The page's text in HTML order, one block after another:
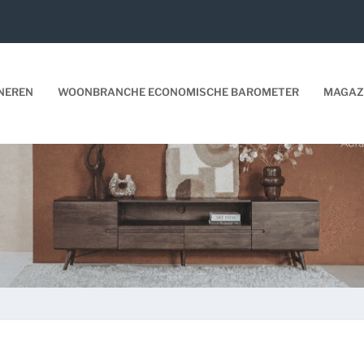
WOONBRANCHE ECONOMISCHE BAROMETER